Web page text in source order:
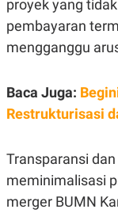
proyek yang
pembayaran
mengganggu
Baca Juga:
Restrukturisasi
Transparansi
meminimalisasi
merger BUMN